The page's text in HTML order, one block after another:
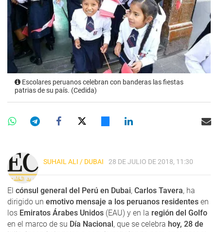
Escolares peruanos celebran con banderas las fiestas
patrias de su país. (Cedida)
SUHAIL ALI / DUBAI 28 DE JULIO DE 2018, 11:30
El cónsul general del Perú en Dubai, Carlos Tavera, ha
dirigido un emotivo mensaje a los peruanos residentes en
los Emiratos Árabes Unidos (EAU) y en la región del Golfo
en el marco de su Día Nacional, que se celebra hoy, 28 de